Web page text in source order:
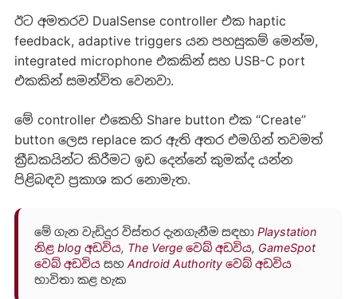
ඊට අමතරව DualSense controller එක haptic
feedback, adaptive triggers යන පහසුකම් මෙන්ම,
integrated microphone එකකින් සහ USB-C port
එකකින් සමන්විත වෙනවා.
මේ controller එකෙහි Share button එක “Create”
button ලෙස replace කර ඇති අතර එමගින් තවමත්
ක්‍රීඩකයින්ට කිරීමට ඉඩ දෙන්නේ කුමක්ද යන්න
පිළිබඳව ප්‍රකාශ කර නොමැත.
මේ ගැන වැඩිදුර විස්තර දැනගැනීම සඳහා Playstation
නිළ blog අඩවිය, The Verge වෙබ් අඩවිය, GameSpot
වෙබ් අඩවියසහ Android Authority වෙබ් අඩවිය
භාවිතා කළ හැක